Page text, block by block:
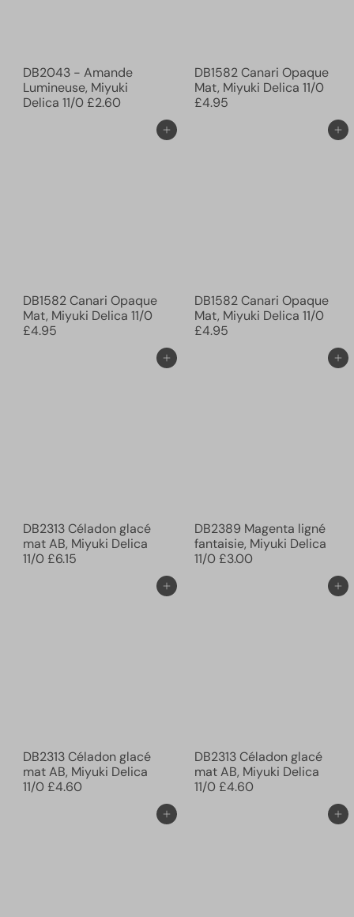
DB2043 - Amande
Lumineuse, Miyuki
Delica 11/0£2.60
DB1582 Canari Opaque
Mat, Miyuki Delica 11/0
£4.95
Ajouter au panier
DB1582 Canari Opaque
Mat, Miyuki Delica 11/0
£4.95
Ajouter au panier
DB1582 Canari Opaque
Mat, Miyuki Delica 11/0
£4.95
Ajouter au panier
DB2313 Céladon glacé
mat AB, Miyuki Delica
11/0£6.15
Ajouter au panier
DB2389 Magenta ligné
fantaisie, Miyuki Delica
11/0£3.00
Ajouter au panier
DB2313 Céladon glacé
mat AB, Miyuki Delica
11/0£4.60
Ajouter au panier
DB2313 Céladon glacé
mat AB, Miyuki Delica
11/0£4.60
Ajouter au panier
Ajouter au panier